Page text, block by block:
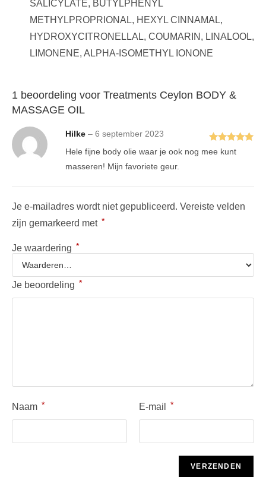
SALICYLATE, BUTYLPHENYL
METHYLPROPRIONAL, HEXYL CINNAMAL,
HYDROXYCITRONELLAL, COUMARIN, LINALOOL,
LIMONENE, ALPHA-ISOMETHYL IONONE
1 beoordeling voor Treatments Ceylon BODY &
MASSAGE OIL
Gewaardeerd
Hilke – 6 september 2023
Hele fijne body olie waar je ook nog mee kunt
masseren! Mijn favoriete geur.
Je e-mailadres wordt niet gepubliceerd. Vereiste velden
zijn gemarkeerd met *
Je waardering *
Je beoordeling *
Naam * E-mail *